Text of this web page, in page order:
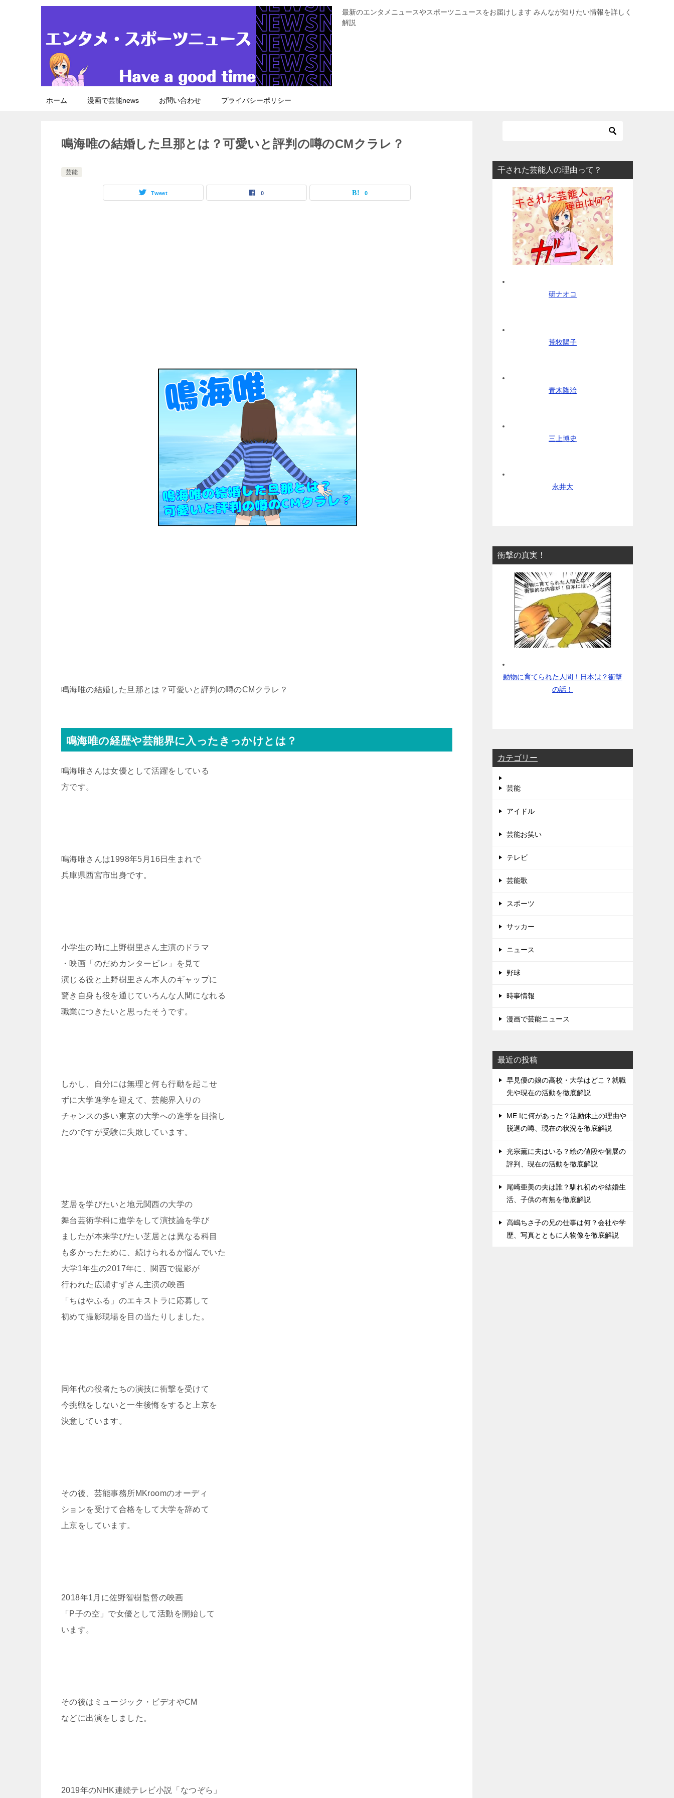
最新のエンタメニュースやスポーツニュースをお届けします みんなが知りたい情報を詳しく
解説
ホーム 漫画で芸能news お問い合わせ プライバシーポリシー
鳴海唯の結婚した旦那とは？可愛いと評判の噂のCMクラレ？
芸能
Tweet 0 0
鳴海唯の結婚した旦那とは？可愛いと評判の噂のCMクラレ？
鳴海唯の経歴や芸能界に入ったきっかけとは？
鳴海唯さんは女優として活躍をしている
方です。
鳴海唯さんは1998年5月16日生まれで
兵庫県西宮市出身です。
小学生の時に上野樹里さん主演のドラマ
・映画「のだめカンタービレ」を見て
演じる役と上野樹里さん本人のギャップに
驚き自身も役を通じていろんな人間になれる
職業につきたいと思ったそうです。
しかし、自分には無理と何も行動を起こせ
ずに大学進学を迎えて、芸能界入りの
チャンスの多い東京の大学への進学を目指し
たのですが受験に失敗しています。
芝居を学びたいと地元関西の大学の
舞台芸術学科に進学をして演技論を学び
ましたが本来学びたい芝居とは異なる科目
も多かったために、続けられるか悩んでいた
大学1年生の2017年に、関西で撮影が
行われた広瀬すずさん主演の映画
「ちはやふる」のエキストラに応募して
初めて撮影現場を目の当たりしました。
同年代の役者たちの演技に衝撃を受けて
今挑戦をしないと一生後悔をすると上京を
決意しています。
その後、芸能事務所MKroomのオーディ
ションを受けて合格をして大学を辞めて
上京をしています。
2018年1月に佐野智樹監督の映画
「P子の空」で女優として活動を開始して
います。
その後はミュージック・ビデオやCM
などに出演をしました。
2019年のNHK連続テレビ小説「なつぞら」
干された芸能人の理由って？
研ナオコ
荒牧陽子
青木隆治
三上博史
永井大
衝撃の真実！
動物に育てられた人間！日本は？衝撃
の話！
カテゴリー
芸能
アイドル
芸能お笑い
テレビ
芸能歌
スポーツ
サッカー
ニュース
野球
時事情報
漫画で芸能ニュース
最近の投稿
早見優の娘の高校・大学はどこ？就職
先や現在の活動を徹底解説
ME:Iに何があった？活動休止の理由や
脱退の噂、現在の状況を徹底解説
光宗薫に夫はいる？絵の値段や個展の
評判、現在の活動を徹底解説
尾崎亜美の夫は誰？馴れ初めや結婚生
活、子供の有無を徹底解説
高嶋ちさ子の兄の仕事は何？会社や学
歴、写真とともに人物像を徹底解説